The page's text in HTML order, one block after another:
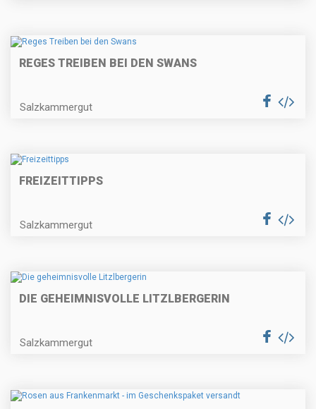
REGES TREIBEN BEI DEN SWANS
Salzkammergut
FREIZEITTIPPS
Salzkammergut
DIE GEHEIMNISVOLLE LITZLBERGERIN
Salzkammergut